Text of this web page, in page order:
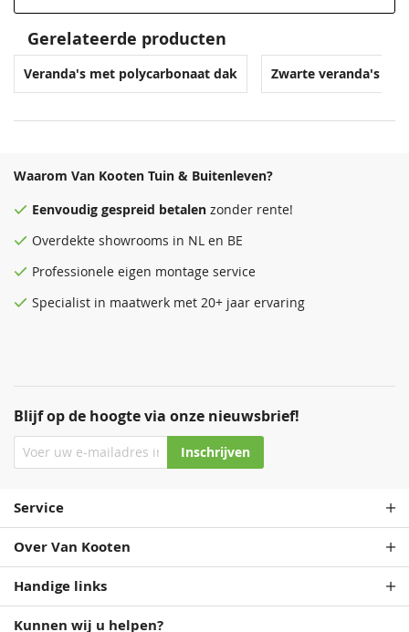
Gerelateerde producten
Veranda's met polycarbonaat dak Zwarte veranda's
Blijf op de hoogte via onze nieuwsbrief!
Inschrijven
Waarom Van Kooten Tuin & Buitenleven?
Eenvoudig gespreid betalen zonder rente!
Overdekte showrooms in NL en BE
Professionele eigen montage service
Specialist in maatwerk met 20+ jaar ervaring
Service
Over Van Kooten
Handige links
Kunnen wij u helpen?